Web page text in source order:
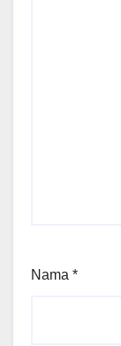
Nama *